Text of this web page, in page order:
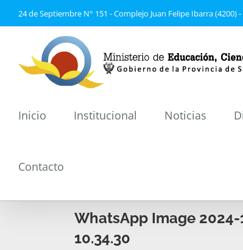
al
24 de Septiembre N° 151 - Complejo Juan Felipe Ibarra (4200)
Inicio Institucional Noticias
Contacto
WhatsApp Image
10.34.30